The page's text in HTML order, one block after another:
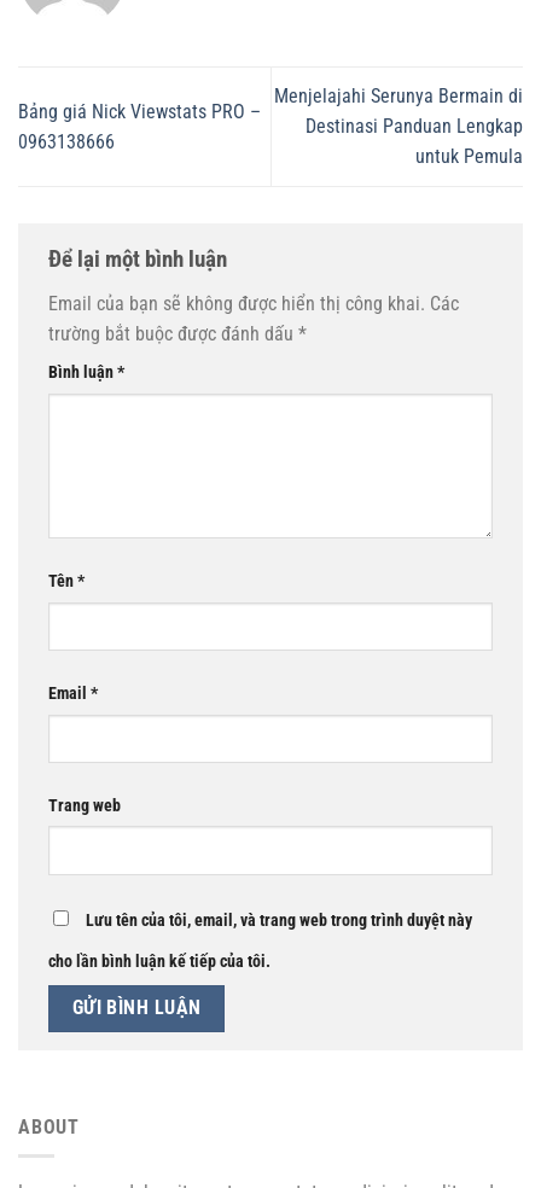
Bảng giá Nick Viewstats PRO –
0963138666
Menjelajahi Serunya Bermain di
Destinasi Panduan Lengkap
untuk Pemula
Để lại một bình luận
Email của bạn sẽ không được hiển thị công khai. Các
trường bắt buộc được đánh dấu *
Bình luận*
Tên*
Email *
Trang web
Lưu tên của tôi, email, và trang web trong trình duyệt này
cho lần bình luận kế tiếp của tôi.
ABOUT